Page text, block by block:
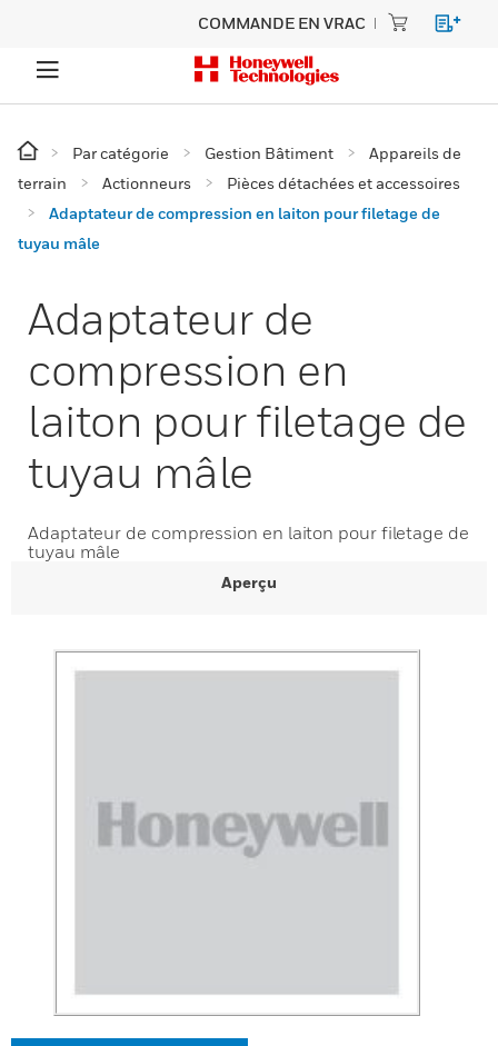
COMMANDE EN VRAC
Par catégorie Gestion Bâtiment
Appareils de
terrain
Actionneurs
Pièces détachées et accessoires
Adaptateur de compression en laiton pour filetage de
tuyau mâle
Adaptateur de
compression en
laiton pour filetage de
tuyau mâle
Adaptateur de compression en laiton pour filetage de
tuyau mâle
Aperçu